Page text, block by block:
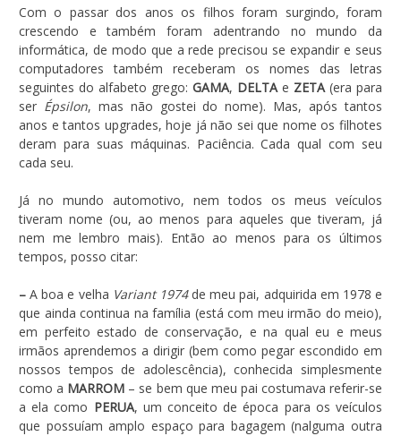
Com o passar dos anos os filhos foram surgindo, foram
crescendo e também foram adentrando no mundo da
informática, de modo que a rede precisou se expandir e seus
computadores também receberam os nomes das letras
seguintes do alfabeto grego: GAMA, DELTA e ZETA (era para
ser Épsilon, mas não gostei do nome). Mas, após tantos
anos e tantos upgrades, hoje já não sei que nome os filhotes
deram para suas máquinas. Paciência. Cada qual com seu
cada seu.
Já no mundo automotivo, nem todos os meus veículos
tiveram nome (ou, ao menos para aqueles que tiveram, já
nem me lembro mais). Então ao menos para os últimos
tempos, posso citar:
– A boa e velha Variant 1974de meu pai, adquirida em 1978 e
que ainda continua na família (está com meu irmão do meio),
em perfeito estado de conservação, e na qual eu e meus
irmãos aprendemos a dirigir (bem como pegar escondido em
nossos tempos de adolescência), conhecida simplesmente
como a MARROM – se bem que meu pai costumava referir-se
a ela como PERUA, um conceito de época para os veículos
que possuíam amplo espaço para bagagem (nalguma outra